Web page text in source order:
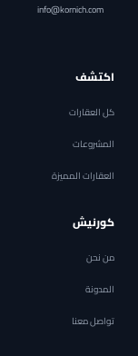
info@kornich.com
اكتشف
كل العقارات
المشروعات
العقارات المميزة
كورنيش
من نحن
المدونة
تواصل معنا